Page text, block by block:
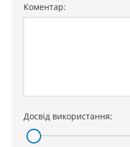
Коментар:
Досвід використання: